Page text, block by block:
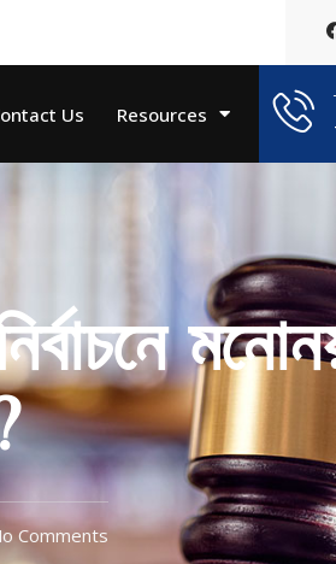
Us Resources
Comments